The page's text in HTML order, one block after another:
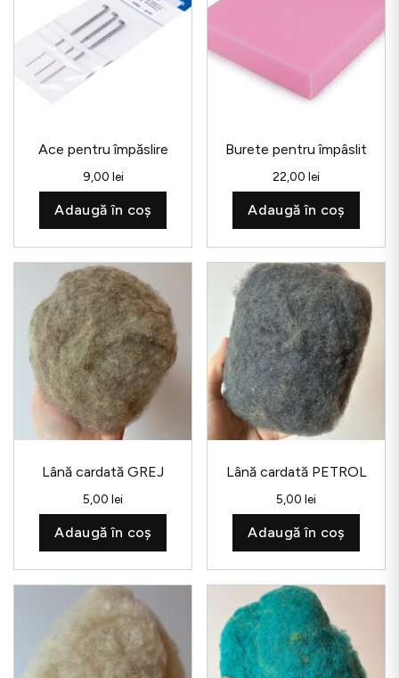
Ace pentru împăslire
9,00 lei
Adaugă în coș
Burete pentru împâslit
22,00 lei
Adaugă în coș
Lână cardată GREJ
5,00 lei
Adaugă în coș
Lână cardată PETROL
5,00 lei
Adaugă în coș